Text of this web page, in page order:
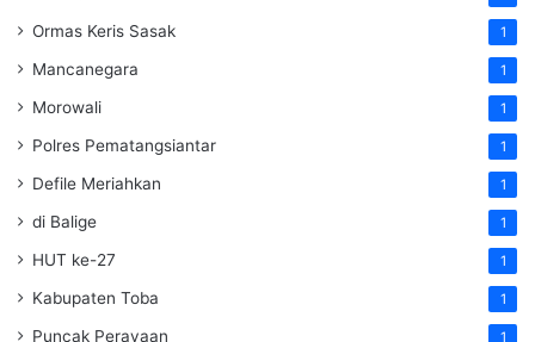
Ormas Keris Sasak 1
Mancanegara 1
Morowali 1
Polres Pematangsiantar 1
Defile Meriahkan 1
di Balige 1
HUT ke-27 1
Kabupaten Toba 1
Puncak Perayaan 1